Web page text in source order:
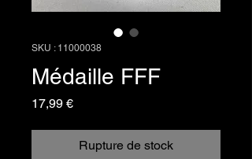
SKU : 11000038
Médaille FFF
17,99 €Prix
Rupture de stock